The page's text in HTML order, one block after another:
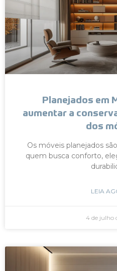
Planejados em
aumentar a
dos
Os móveis planejados
quem busca conforto,
LEIA
4 de julho